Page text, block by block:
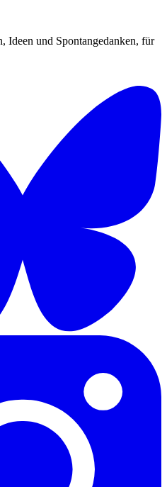
Ideen und Spontangedanken, für